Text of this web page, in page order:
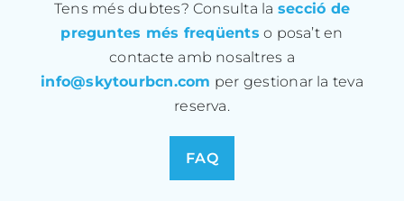
Tens més dubtes? Consulta la secció de
preguntes més freqüents o posa’t en
contacte amb nosaltres a
info@skytourbcn.com per gestionar la teva
reserva.
FAQ